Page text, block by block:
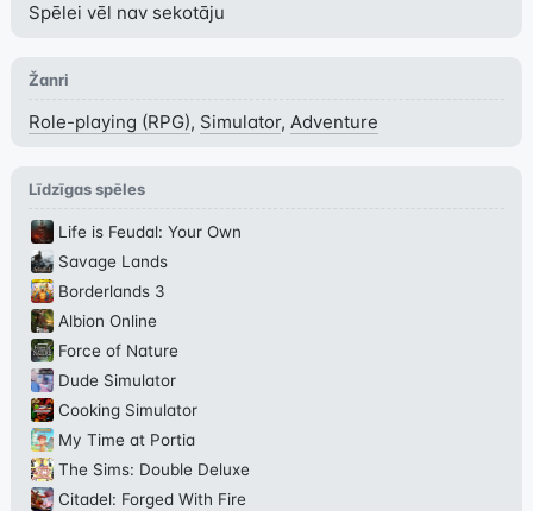
Spēlei vēl nav sekotāju
Žanri
Role-playing (RPG), Simulator, Adventure
Līdzīgas spēles
Life is Feudal: Your Own
Savage Lands
Borderlands 3
Albion Online
Force of Nature
Dude Simulator
Cooking Simulator
My Time at Portia
The Sims: Double Deluxe
Citadel: Forged With Fire